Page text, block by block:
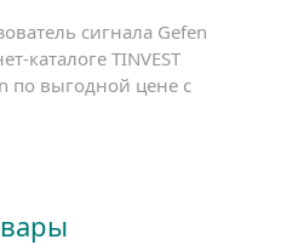
сигнала Gefen
каталоге TINVEST
по выгодной цене с